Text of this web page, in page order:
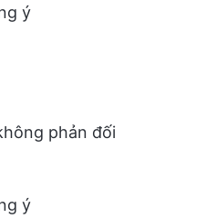
ý
phản đối
ý